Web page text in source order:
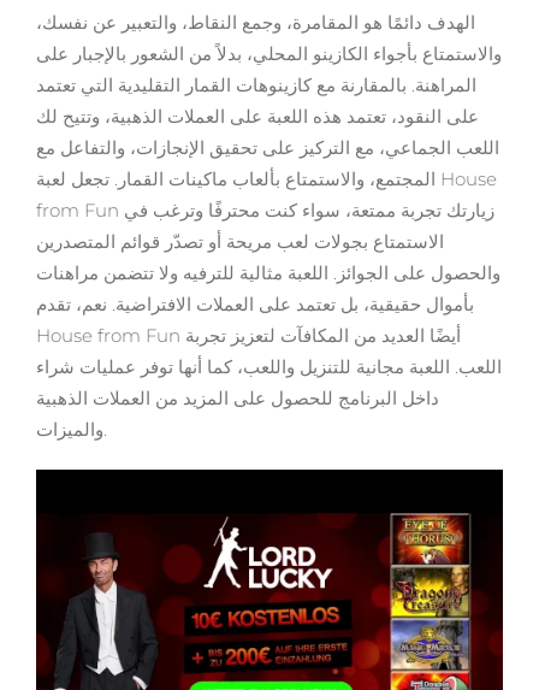
الهدف دائمًا هو المقامرة، وجمع النقاط، والتعبير عن نفسك،
والاستمتاع بأجواء الكازينو المحلي، بدلاً من الشعور بالإجبار على
المراهنة. بالمقارنة مع كازينوهات القمار التقليدية التي تعتمد
على النقود، تعتمد هذه اللعبة على العملات الذهبية، وتتيح لك
اللعب الجماعي، مع التركيز على تحقيق الإنجازات، والتفاعل مع
المجتمع، والاستمتاع بألعاب ماكينات القمار. تجعل لعبة House
from Fun زيارتك تجربة ممتعة، سواء كنت محترفًا وترغب في
الاستمتاع بجولات لعب مريحة أو تصدّر قوائم المتصدرين
والحصول على الجوائز. اللعبة مثالية للترفيه ولا تتضمن مراهنات
بأموال حقيقية، بل تعتمد على العملات الافتراضية. نعم، تقدم
House from Fun أيضًا العديد من المكافآت لتعزيز تجربة
اللعب. اللعبة مجانية للتنزيل واللعب، كما أنها توفر عمليات شراء
داخل البرنامج للحصول على المزيد من العملات الذهبية
والميزات.